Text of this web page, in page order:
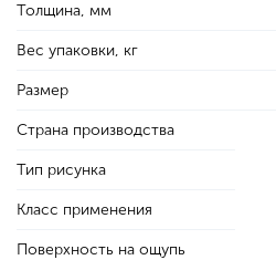
Толщина, мм
Вес упаковки, кг
Размер
Страна производства
Тип рисунка
Класс применения
Поверхность на ощупь